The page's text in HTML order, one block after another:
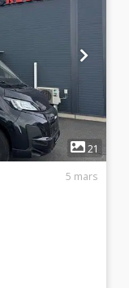
21
5 mars